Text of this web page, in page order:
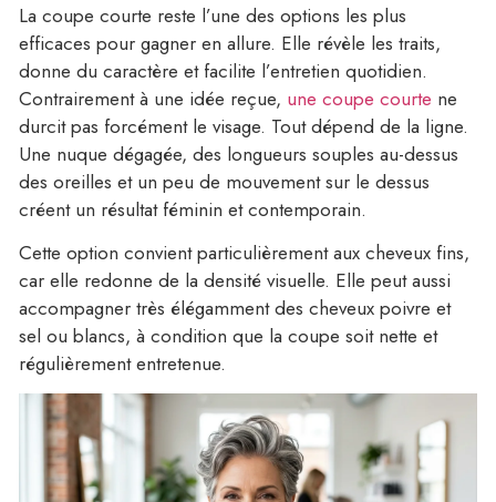
La coupe courte reste l’une des options les plus
efficaces pour gagner en allure. Elle révèle les traits,
donne du caractère et facilite l’entretien quotidien.
Contrairement à une idée reçue, une coupe courte ne
durcit pas forcément le visage. Tout dépend de la ligne.
Une nuque dégagée, des longueurs souples au-dessus
des oreilles et un peu de mouvement sur le dessus
créent un résultat féminin et contemporain.
Cette option convient particulièrement aux cheveux fins,
car elle redonne de la densité visuelle. Elle peut aussi
accompagner très élégamment des cheveux poivre et
sel ou blancs, à condition que la coupe soit nette et
régulièrement entretenue.